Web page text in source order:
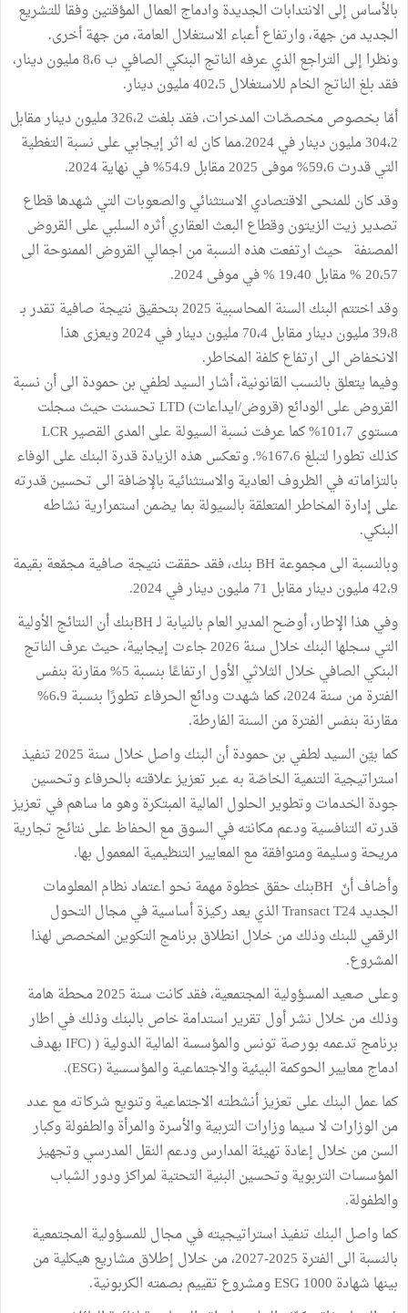
بالأساس إلى الانتدابات الجديدة وادماج العمال المؤقتين وفقا للتشريع
الجديد من جهة، وارتفاع أعباء الاستغلال العامة، من جهة أخرى.
ونظرا إلى التراجع الذي عرفه الناتج البنكي الصافي ب 8،6 مليون دينار،
فقد بلغ الناتج الخام للاستغلال 402،5 مليون دينار.
أمّا بخصوص مخصصّات المدخرات، فقد بلغت 326،2 مليون دينار مقابل
304،2 مليون دينار في 2024.مما كان له اثر إيجابي على نسبة التغطية
التي قدرت 59،6% موفى 2025 مقابل 54،9% في نهاية 2024.
وقد كان للمنحى الاقتصادي الاستثنائي والصعوبات التي شهدها قطاع
تصدير زيت الزيتون وقطاع البعث العقاري أثره السلبي على القروض
المصنفة حيث ارتفعت هذه النسبة من اجمالي القروض الممنوحة الى
20،57 % مقابل 19،40 % في موفى 2024.
وقد اختتم البنك السنة المحاسبية 2025 بتحقيق نتيجة صافية تقدر بـ
39،8 مليون دينار مقابل 70،4 مليون دينار في 2024 ويعزى هذا
الانخفاض الى ارتفاع كلفة المخاطر.
وفيما يتعلق بالنسب القانونية، أشار السيد لطفي بن حمودة الى أن نسبة
القروض على الودائع (قروض/ايداعات) LTD تحسنت حيث سجلت
مستوى 101،7% كما عرفت نسبة السيولة على المدى القصير LCR
كذلك تطورا لتبلغ 167،6%. وتعكس هذه الزيادة قدرة البنك على الوفاء
بالتزاماته في الظروف العادية والاستثنائية بالإضافة الى تحسين قدرته
على إدارة المخاطر المتعلقة بالسيولة بما يضمن استمرارية نشاطه
البنكي.
وبالنسبة الى مجموعة BH بنك، فقد حققت نتيجة صافية مجمّعة بقيمة
42،9 مليون دينار مقابل 71 مليون دينار في 2024.
وفي هذا الإطار، أوضح المدير العام بالنيابة لـ BHبنك أن النتائج الأولية
التي سجلها البنك خلال سنة 2026 جاءت إيجابية، حيث عرف الناتج
البنكي الصافي خلال الثلاثي الأول ارتفاعًا بنسبة 5% مقارنة بنفس
الفترة من سنة 2024، كما شهدت ودائع الحرفاء تطورًا بنسبة 6،9%
مقارنة بنفس الفترة من السنة الفارطة.
كما بيّن السيد لطفي بن حمودة أن البنك واصل خلال سنة 2025 تنفيذ
استراتيجية التنمية الخاصّة به عبر تعزيز علاقته بالحرفاء وتحسين
جودة الخدمات وتطوير الحلول المالية المبتكرة وهو ما ساهم في تعزيز
قدرته التنافسية ودعم مكانته في السوق مع الحفاظ على نتائج تجارية
مريحة وسليمة ومتوافقة مع المعايير التنظيمية المعمول بها.
وأضاف أنّ BHبنك حقق خطوة مهمة نحو اعتماد نظام المعلومات
الجديد Transact T24 الذي يعد ركيزة أساسية في مجال التحول
الرقمي للبنك وذلك من خلال انطلاق برنامج التكوين المخصص لهذا
المشروع.
وعلى صعيد المسؤولية المجتمعية، فقد كانت سنة 2025 محطة هامة
وذلك من خلال نشر أول تقرير استدامة خاص بالبنك وذلك في اطار
برنامج تدعمه بورصة تونس والمؤسسة المالية الدولية ( (IFC بهدف
ادماج معايير الحوكمة البيئية والاجتماعية والمؤسسية (ESG).
كما عمل البنك على تعزيز أنشطته الاجتماعية وتنويع شركاته مع عدد
من الوزارات لا سيما وزارات التربية والأسرة والمرأة والطفولة وكبار
السن من خلال إعادة تهيئة المدارس ودعم النقل المدرسي وتجهيز
المؤسسات التربوية وتحسين البنية التحتية لمراكز ودور الشباب
والطفولة.
كما واصل البنك تنفيذ استراتيجيته في مجال للمسؤولية المجتمعية
بالنسبة الى الفترة 2025-2027، من خلال إطلاق مشاريع هيكلية من
بينها شهادة ESG 1000 ومشروع تقييم بصمته الكربونية.